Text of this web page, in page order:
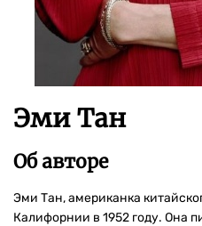
Эми Тан
Об авторе
Эми Тан, американка
Калифорнии в 1952 году. Она